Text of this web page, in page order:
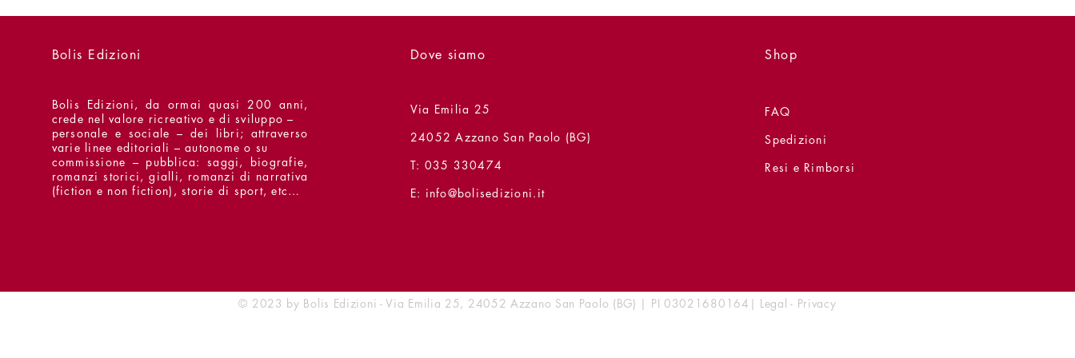
Bolis Edizioni
Bolis Edizioni, da ormai quasi 200 anni,
crede nel valore ricreativo e di sviluppo –
personale e sociale – dei libri; attraverso
varie linee editoriali – autonome o su
commissione – pubblica: saggi, biografie,
romanzi storici, gialli, romanzi di narrativa
(fiction e non fiction), storie di sport, etc…
Dove siamo
Via Emilia 25
24052 Azzano San Paolo (BG)
T: 035 330474
E: info@bolisedizioni.it
Shop
FAQ
Spedizioni
Resi e Rimborsi
© 2023 by Bolis Edizioni - Via Emilia 25, 24052 Azzano San Paolo (BG) | PI 03021680164| Legal - Privacy